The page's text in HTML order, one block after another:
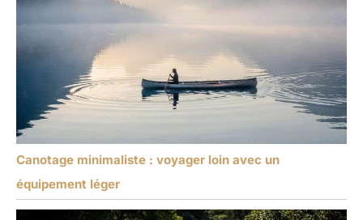
Canotage minimaliste : voyager loin avec un
équipement léger